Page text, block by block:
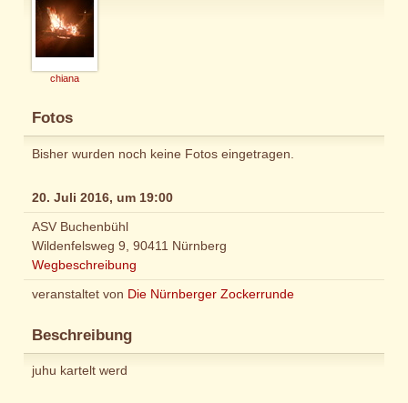
chiana
Fotos
Bisher wurden noch keine Fotos eingetragen.
20. Juli 2016, um 19:00
ASV Buchenbühl
Wildenfelsweg 9, 90411 Nürnberg
Wegbeschreibung
veranstaltet von Die Nürnberger Zockerrunde
Beschreibung
juhu kartelt werd